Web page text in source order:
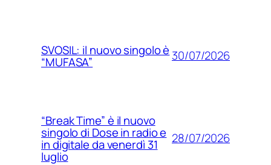
SVOSIL: il nuovo singolo è
“MUFASA” 30/07/2026
“Break Time” è il nuovo
singolo di Dose in radio e
in digitale da venerdì 31
luglio
28/07/2026